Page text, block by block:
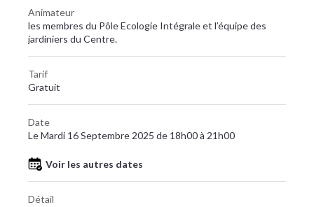
Animateur
les membres du Pôle Ecologie Intégrale et l’équipe des
jardiniers du Centre.
Tarif
Gratuit
Date
Le Mardi 16 Septembre 2025 de 18h00 à 21h00
Voir les autres dates
Détail